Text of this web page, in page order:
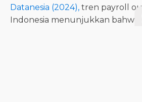
Datanesia (2024), tren payroll
Indonesia menunjukkan bahwa